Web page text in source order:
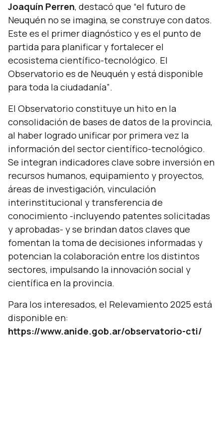
Joaquín Perren, destacó que “el futuro de
Neuquén no se imagina, se construye con datos.
Este es el primer diagnóstico y es el punto de
partida para planificar y fortalecer el
ecosistema científico-tecnológico. El
Observatorio es de Neuquén y está disponible
para toda la ciudadanía”.
El Observatorio constituye un hito en la
consolidación de bases de datos de la provincia,
al haber logrado unificar por primera vez la
información del sector científico-tecnológico.
Se integran indicadores clave sobre inversión en
recursos humanos, equipamiento y proyectos,
áreas de investigación, vinculación
interinstitucional y transferencia de
conocimiento -incluyendo patentes solicitadas
y aprobadas- y se brindan datos claves que
fomentan la toma de decisiones informadas y
potencian la colaboración entre los distintos
sectores, impulsando la innovación social y
científica en la provincia.
Para los interesados, el Relevamiento 2025 está
disponible en:
https://www.anide.gob.ar/observatorio-cti/